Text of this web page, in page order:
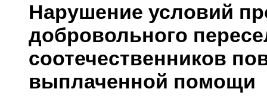
Нарушение условий
добровольного
соотечественников
выплаченной помощи